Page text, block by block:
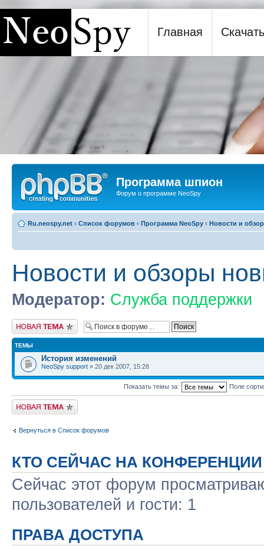
Программа шпион NeoSpy
Главная Скачать
Программа шпион
Форум о программе NeoSpy
Ru.neospy.net ‹ Список форумов ‹ Программа NeoSpy ‹ Новости и
Новости и обзоры
Модератор: Служба поддержки
Новая тема
ТЕМЫ
История изменений
NeoSpy support » 20 дек 2007, 15:28
Показать темы за: Поле
Новая тема
Вернуться в Список форумов
КТО СЕЙЧАС НА КОНФЕРЕНЦИИ
Сейчас этот форум
пользователей и гости: 1
ПРАВА ДОСТУПА